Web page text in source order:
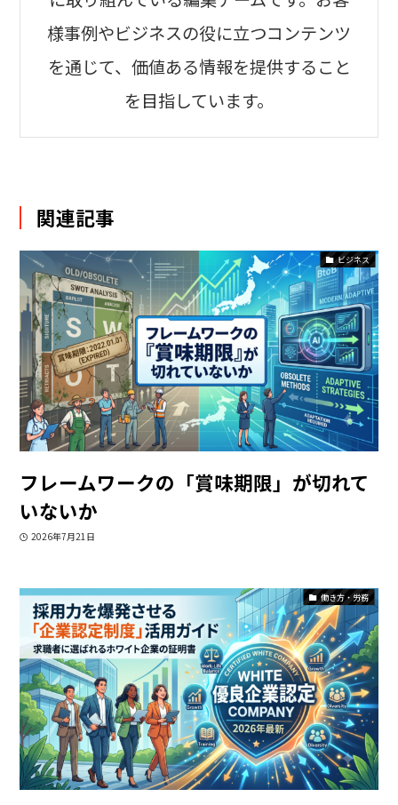
様事例やビジネスの役に立つコンテンツ
を通じて、価値ある情報を提供すること
を目指しています。
関連記事
ビジネス
フレームワークの「賞味期限」が切れて
いないか
2026年7月21日
働き方・労務